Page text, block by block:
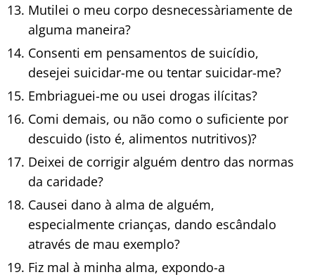
Mutilei o meu corpo desnecessàriamente de
alguma maneira?
Consenti em pensamentos de suicídio,
desejei suicidar-me ou tentar suicidar-me?
Embriaguei-me ou usei drogas ilícitas?
Comi demais, ou não como o suficiente por
descuido (isto é, alimentos nutritivos)?
Deixei de corrigir alguém dentro das normas
da caridade?
Causei dano à alma de alguém,
especialmente crianças, dando escândalo
através de mau exemplo?
Fiz mal à minha alma, expondo-a